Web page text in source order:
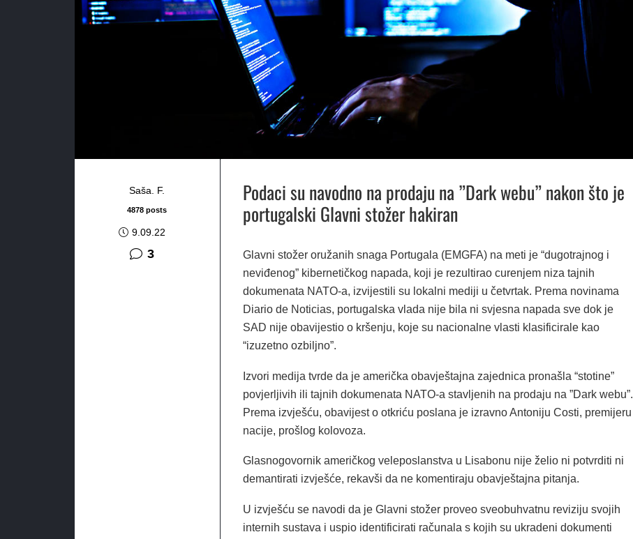
Saša. F.
4878 posts
9.09.22
3komentara
Podaci su navodno na prodaju na ”Dark webu” nakon što je
portugalski Glavni stožer hakiran
Glavni stožer oružanih snaga Portugala (EMGFA) na meti je “dugotrajnog i
neviđenog” kibernetičkog napada, koji je rezultirao curenjem niza tajnih
dokumenata NATO-a, izvijestili su lokalni mediji u četvrtak. Prema novinama
Diario de Noticias, portugalska vlada nije bila ni svjesna napada sve dok je
SAD nije obavijestio o kršenju, koje su nacionalne vlasti klasificirale kao
“izuzetno ozbiljno”.
Izvori medija tvrde da je američka obavještajna zajednica pronašla “stotine”
povjerljivih ili tajnih dokumenata NATO-a stavljenih na prodaju na ”Dark webu”.
Prema izvješću, obavijest o otkriću poslana je izravno Antoniju Costi, premijeru
nacije, prošlog kolovoza.
Glasnogovornik američkog veleposlanstva u Lisabonu nije želio ni potvrditi ni
demantirati izvješće, rekavši da ne komentiraju obavještajna pitanja.
U izvješću se navodi da je Glavni stožer proveo sveobuhvatnu reviziju svojih
internih sustava i uspio identificirati računala s kojih su ukradeni dokumenti